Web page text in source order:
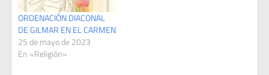
ORDENACIÓN DIACONAL
DE GILMAR EN EL CARMEN
25 de mayo de 2023
En «Religión»